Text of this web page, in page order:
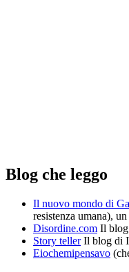
Blog che leggo
Il nuovo mondo di
resistenza umana),
Disordine.com Il
Story tellerIl blog di
Eiochemipensavo